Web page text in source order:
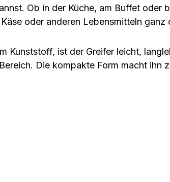
Ob in der Küche, am Buffet oder
oder anderen Lebensmitteln
Kunststoff, ist der Greifer leicht,
Die kompakte Form macht ihn